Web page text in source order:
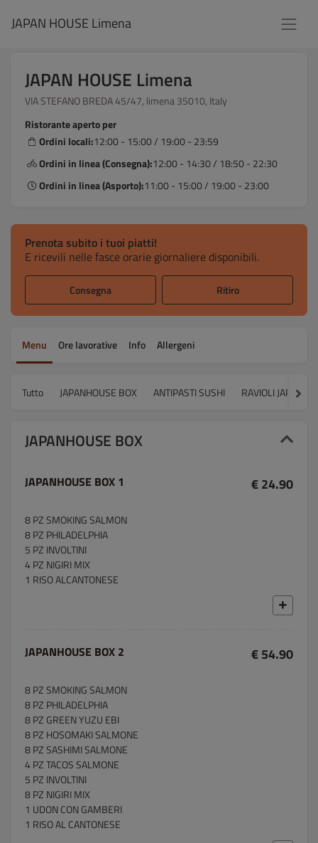
JAPAN HOUSE Limena
JAPAN HOUSE Limena
VIA STEFANO BREDA 45/47, limena 35010, Italy
Ristorante aperto per
Ordini locali:12:00 - 15:00 / 19:00 - 23:59
Ordini in linea (Consegna):12:00 - 14:30 / 18:50 - 22:30
Ordini in linea (Asporto):11:00 - 15:00 / 19:00 - 23:00
Prenota subito i tuoi piatti!
E ricevili nelle fasce orarie giornaliere disponibili.
Consegna Ritiro
Menu Ore lavorative Info Allergeni
Tutto JAPANHOUSE BOX ANTIPASTI SUSHI RAVIOLI JAPAN
JAPANHOUSE BOX
JAPANHOUSE BOX 1 € 24.90
8 PZ SMOKING SALMON
8 PZ PHILADELPHIA
5 PZ INVOLTINI
4 PZ NIGIRI MIX
1 RISO ALCANTONESE
JAPANHOUSE BOX 2 € 54.90
8 PZ SMOKING SALMON
8 PZ PHILADELPHIA
8 PZ GREEN YUZU EBI
8 PZ HOSOMAKI SALMONE
8 PZ SASHIMI SALMONE
4 PZ TACOS SALMONE
5 PZ INVOLTINI
8 PZ NIGIRI MIX
1 UDON CON GAMBERI
1 RISO AL CANTONESE